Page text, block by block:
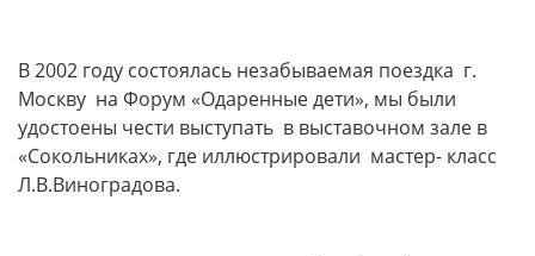
В 2002 году состоялась незабываемая поездка г.
Москву на Форум «Одаренные дети», мы были
удостоены чести выступать в выставочном зале в
«Сокольниках», где иллюстрировали мастер- класс
Л.В.Виноградова.